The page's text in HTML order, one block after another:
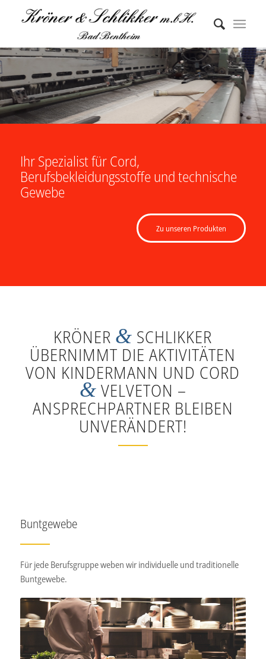
Ihr Spezialist für Cord,
Berufsbekleidungsstoffe und technische
Gewebe
Zu unseren Produkten
KRÖNER & SCHLIKKER
ÜBERNIMMT DIE AKTIVITÄTEN
VON KINDERMANN UND CORD
& VELVETON –
ANSPRECHPARTNER BLEIBEN
UNVERÄNDERT!
Buntgewebe
Für jede Berufsgruppe weben wir individuelle und traditionelle
Buntgewebe.